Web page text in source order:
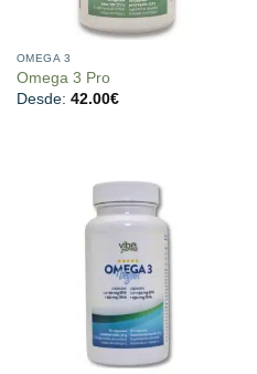
OMEGA 3
Omega 3 Pro
Desde: 42.00€